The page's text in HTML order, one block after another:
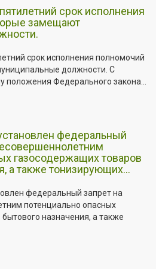
срок исполнения
замещают
срок исполнения полномочий
должности. C
положения Федерального закона...
федеральный
газосодержащих товаров
а также тонизирующих...
федеральный запрет на
потенциально опасных
назначения, а также